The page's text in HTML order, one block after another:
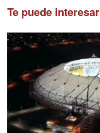
Te puede interesar